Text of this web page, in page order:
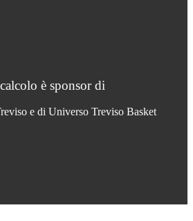
è sponsor di
e di Universo Treviso Basket